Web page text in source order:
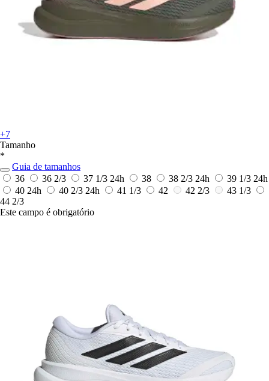
+7
Tamanho
*
Guia de tamanhos
36
36 2/3 37 1/3 24h 38 38 2/3 24h 39 1/3 24h
40 24h 40 2/3 24h 41 1/3 42 42 2/3
43 1/3
44 2/3
Este campo é obrigatório